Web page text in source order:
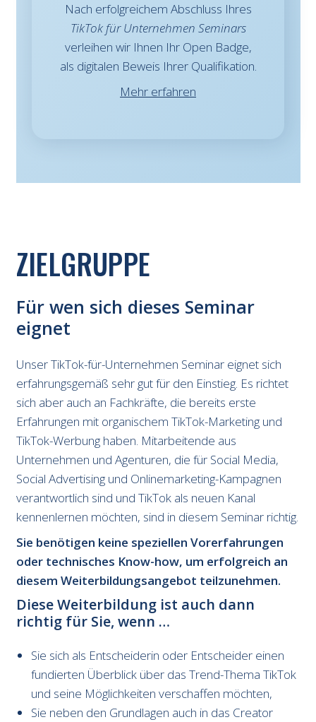
Nach erfolgreichem Abschluss Ihres
TikTok für Unternehmen Seminars
verleihen wir Ihnen Ihr Open Badge,
als digitalen Beweis Ihrer Qualifikation.
Mehr erfahren
ZIELGRUPPE
Für wen sich dieses Seminar
eignet
Unser TikTok-für-Unternehmen Seminar eignet sich
erfahrungsgemäß sehr gut für den Einstieg. Es richtet
sich aber auch an Fachkräfte, die bereits erste
Erfahrungen mit organischem TikTok-Marketing und
TikTok-Werbung haben. Mitarbeitende aus
Unternehmen und Agenturen, die für Social Media,
Social Advertising und Onlinemarketing-Kampagnen
verantwortlich sind und TikTok als neuen Kanal
kennenlernen möchten, sind in diesem Seminar richtig.
Sie benötigen keine speziellen Vorerfahrungen
oder technisches Know-how, um erfolgreich an
diesem Weiterbildungsangebot teilzunehmen.
Diese Weiterbildung ist auch dann
richtig für Sie, wenn …
Sie sich als Entscheiderin oder Entscheider einen
fundierten Überblick über das Trend-Thema TikTok
und seine Möglichkeiten verschaffen möchten,
Sie neben den Grundlagen auch in das Creator